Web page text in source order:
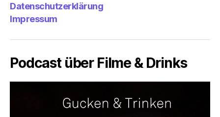
Datenschutzerklärung
Impressum
Podcast über Filme & Drinks